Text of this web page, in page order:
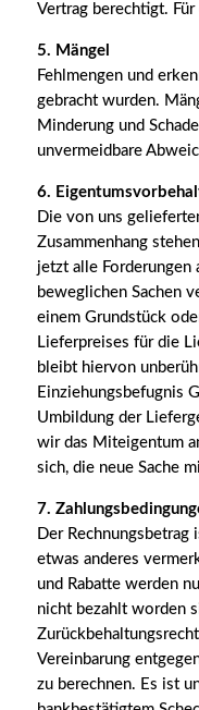
Vertrag berechtigt.
5. Mängel
Fehlmengen und
gebracht wurden.
Minderung und
unvermeidbare
6.
Die von uns
Zusammenhang
jetzt alle Forderungen
beweglichen Sachen
einem Grundstück
Lieferpreises für die
bleibt hiervon
Einziehungsbefugnis
Umbildung der
wir das Miteigentum
sich, die neue Sache
7.
Der Rechnungsbetrag
etwas anderes
und Rabatte werden
nicht bezahlt worden
Vereinbarung
zu berechnen. Es ist